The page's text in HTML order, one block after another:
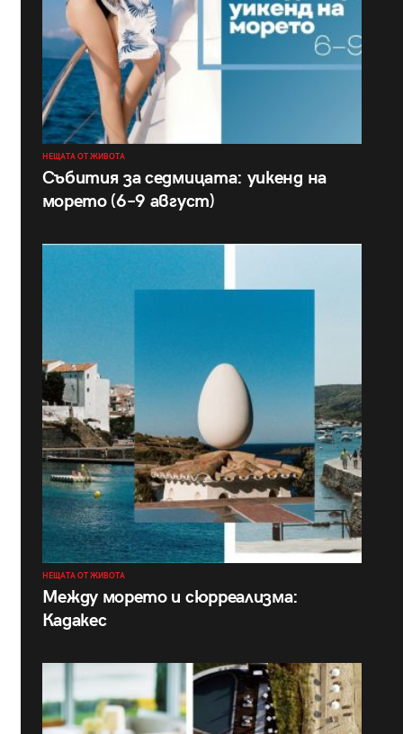
НЕЩАТА ОТ ЖИВОТА
Събития за седмицата: уикенд на
морето (6–9 август)
НЕЩАТА ОТ ЖИВОТА
Между морето и сюрреализма:
Кадакес